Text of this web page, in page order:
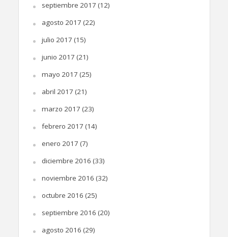
septiembre 2017 (12)
agosto 2017 (22)
julio 2017 (15)
junio 2017 (21)
mayo 2017 (25)
abril 2017 (21)
marzo 2017 (23)
febrero 2017 (14)
enero 2017 (7)
diciembre 2016 (33)
noviembre 2016 (32)
octubre 2016 (25)
septiembre 2016 (20)
agosto 2016 (29)